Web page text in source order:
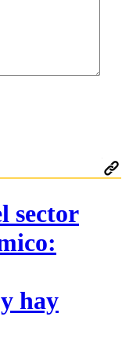
sector
hay